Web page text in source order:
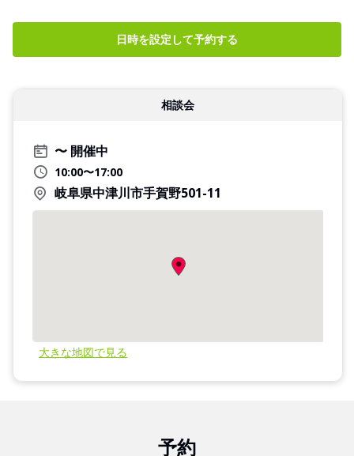
日時を設定して予約する
相談会
開催中
10:00〜17:00
岐阜県中津川市手賀野501-11
大きな地図で見る
予約